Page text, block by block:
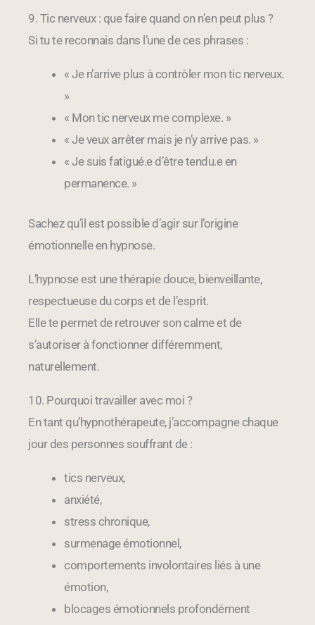
9. Tic nerveux : que faire quand on n’en peut plus ?
Si tu te reconnais dans l’une de ces phrases :
« Je n’arrive plus à contrôler mon tic nerveux.
»
« Mon tic nerveux me complexe. »
« Je veux arrêter mais je n’y arrive pas. »
« Je suis fatigué.e d’être tendu.e en
permanence. »
Sachez qu’il est possible d’agir sur l’origine
émotionnelle en hypnose.
L’hypnose est une thérapie douce, bienveillante,
respectueuse du corps et de l’esprit.
Elle te permet de retrouver son calme et de
s’autoriser à fonctionner différemment,
naturellement.
10. Pourquoi travailler avec moi ?
En tant qu’hypnothérapeute, j’accompagne chaque
jour des personnes souffrant de :
tics nerveux,
anxiété,
stress chronique,
surmenage émotionnel,
comportements involontaires liés à une
émotion,
blocages émotionnels profondément